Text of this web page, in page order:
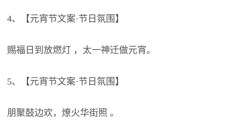
4、【元宵节文案·节日氛围】
赐福日到放燃灯 ，太一神迁做元宵。
5、【元宵节文案·节日氛围】
朋聚鼓边欢，燎火华街照 。